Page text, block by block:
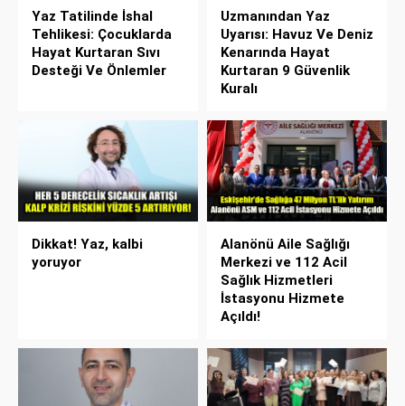
Yaz Tatilinde İshal
Tehlikesi: Çocuklarda
Hayat Kurtaran Sıvı
Desteği Ve Önlemler
Uzmanından Yaz
Uyarısı: Havuz Ve Deniz
Kenarında Hayat
Kurtaran 9 Güvenlik
Kuralı
Dikkat! Yaz, kalbi
yoruyor
Alanönü Aile Sağlığı
Merkezi ve 112 Acil
Sağlık Hizmetleri
İstasyonu Hizmete
Açıldı!